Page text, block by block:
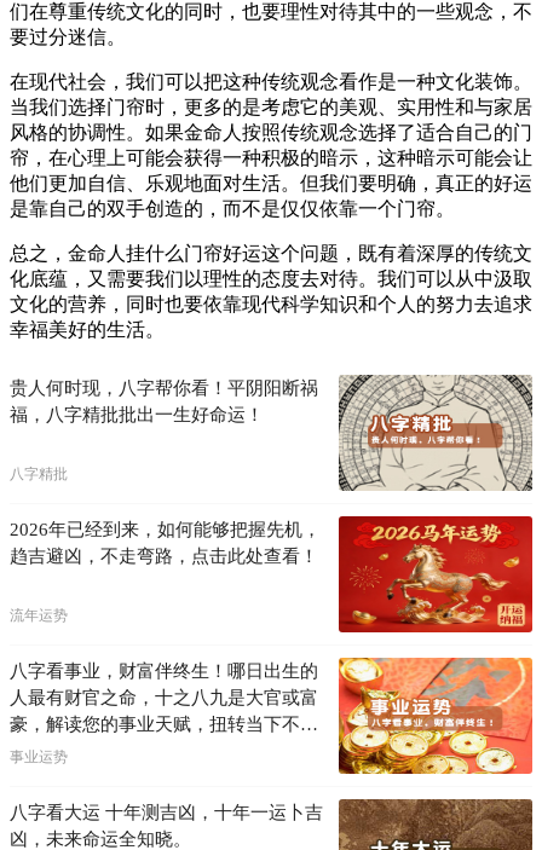
们在尊重传统文化的同时，也要理性对待其中的一些观念，不
要过分迷信。
在现代社会，我们可以把这种传统观念看作是一种文化装饰。
当我们选择门帘时，更多的是考虑它的美观、实用性和与家居
风格的协调性。如果金命人按照传统观念选择了适合自己的门
帘，在心理上可能会获得一种积极的暗示，这种暗示可能会让
他们更加自信、乐观地面对生活。但我们要明确，真正的好运
是靠自己的双手创造的，而不是仅仅依靠一个门帘。
总之，金命人挂什么门帘好运这个问题，既有着深厚的传统文
化底蕴，又需要我们以理性的态度去对待。我们可以从中汲取
文化的营养，同时也要依靠现代科学知识和个人的努力去追求
幸福美好的生活。
贵人何时现，八字帮你看！平阴阳断祸
福，八字精批批出一生好命运！
八字精批
2026年已经到来，如何能够把握先机，
趋吉避凶，不走弯路，点击此处查看！
流年运势
八字看事业，财富伴终生！哪日出生的
人最有财官之命，十之八九是大官或富
豪，解读您的事业天赋，扭转当下不利
困局！！
事业运势
八字看大运 十年测吉凶，十年一运卜吉
凶，未来命运全知晓。